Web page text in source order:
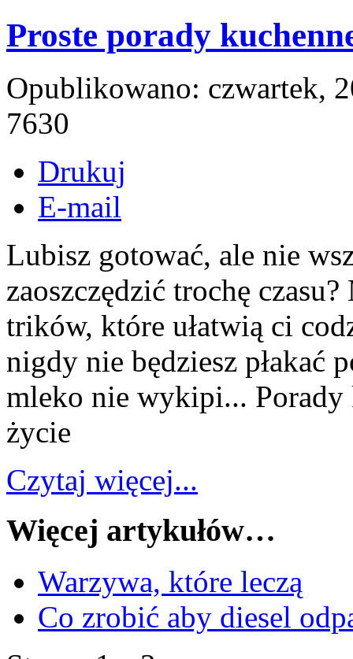
Proste porady
Opublikowano: czwartek,
7630
Drukuj
E-mail
Lubisz gotować, ale nie
zaoszczędzić trochę
trików, które ułatwią ci
nigdy nie będziesz płakać
mleko nie wykipi... Porady
życie
Czytaj więcej...
Więcej artykułów…
Warzywa, które leczą
Co zrobić aby diesel